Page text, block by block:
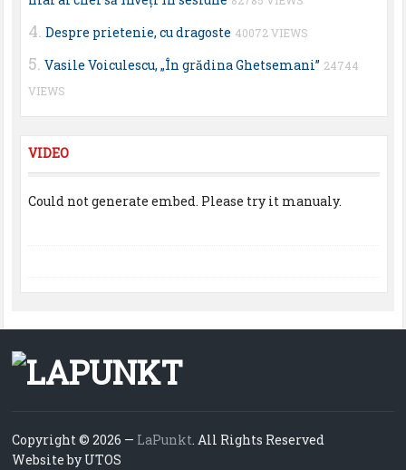
Despre prietenie, cu dragoste 40072 VIEWS
Vasile Voiculescu, „În grădina Ghetsemani” 24744
VIEWS
VIDEO
Could not generate embed. Please try it manualy.
Copyright © 2026 — LaPunkt. All Rights Reserved
Website by UTOS